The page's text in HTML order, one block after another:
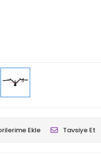
Ekle Tavsiye Et